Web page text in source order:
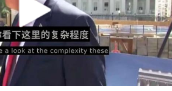
男子攒206小时加班调休被拒获赔1.6万
APEC峰会倒计时100天
独闯南太行失联14天的女子已找到
女孩每天“拼豆”拼坏眼睛
01:20